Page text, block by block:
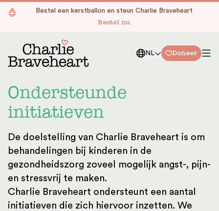
Ga naar de inhoudBestel een kerstballon en steun Charlie Braveheart
Bestel nu
NL Doneer
Ondersteunde
initiatieven
De doelstelling van Charlie Braveheart is om
behandelingen bij kinderen in de
gezondheidszorg zoveel mogelijk angst-, pijn-
en stressvrij te maken.
Charlie Braveheart ondersteunt een aantal
initiatieven die zich hiervoor inzetten. We